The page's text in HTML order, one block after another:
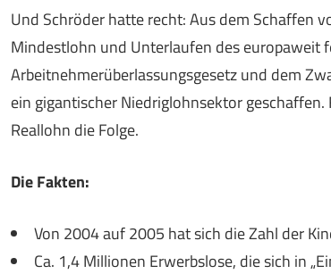
Und Schröder hatte recht: Aus dem Schaffen
Mindestlohn und Unterlaufen des europaweit
Arbeitnehmerüberlassungsgesetz und dem
ein gigantischer Niedriglohnsektor
Reallohn die Folge.
Die Fakten:
Von 2004 auf 2005 hat sich die Zahl der
Ca. 1,4 Millionen Erwerbslose, die sich in